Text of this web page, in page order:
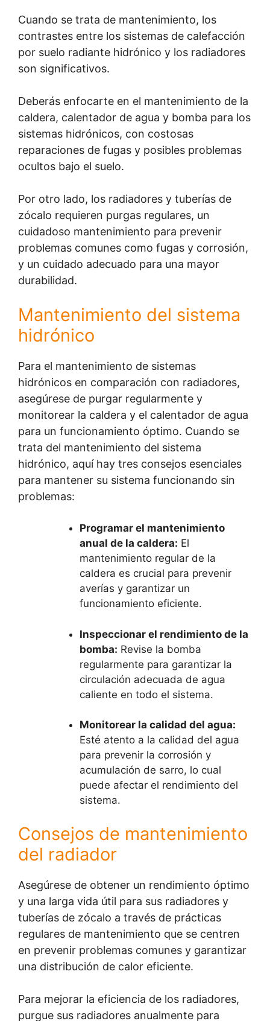
Cuando se trata de mantenimiento, los
contrastes entre los sistemas de calefacción
por suelo radiante hidrónico y los radiadores
son significativos.
Deberás enfocarte en el mantenimiento de la
caldera, calentador de agua y bomba para los
sistemas hidrónicos, con costosas
reparaciones de fugas y posibles problemas
ocultos bajo el suelo.
Por otro lado, los radiadores y tuberías de
zócalo requieren purgas regulares, un
cuidadoso mantenimiento para prevenir
problemas comunes como fugas y corrosión,
y un cuidado adecuado para una mayor
durabilidad.
Mantenimiento del sistema
hidrónico
Para el mantenimiento de sistemas
hidrónicos en comparación con radiadores,
asegúrese de purgar regularmente y
monitorear la caldera y el calentador de agua
para un funcionamiento óptimo. Cuando se
trata del mantenimiento del sistema
hidrónico, aquí hay tres consejos esenciales
para mantener su sistema funcionando sin
problemas:
Programar el mantenimiento
anual de la caldera: El
mantenimiento regular de la
caldera es crucial para prevenir
averías y garantizar un
funcionamiento eficiente.
Inspeccionar el rendimiento de la
bomba: Revise la bomba
regularmente para garantizar la
circulación adecuada de agua
caliente en todo el sistema.
Monitorear la calidad del agua:
Esté atento a la calidad del agua
para prevenir la corrosión y
acumulación de sarro, lo cual
puede afectar el rendimiento del
sistema.
Consejos de mantenimiento
del radiador
Asegúrese de obtener un rendimiento óptimo
y una larga vida útil para sus radiadores y
tuberías de zócalo a través de prácticas
regulares de mantenimiento que se centren
en prevenir problemas comunes y garantizar
una distribución de calor eficiente.
Para mejorar la eficiencia de los radiadores,
purgue sus radiadores anualmente para